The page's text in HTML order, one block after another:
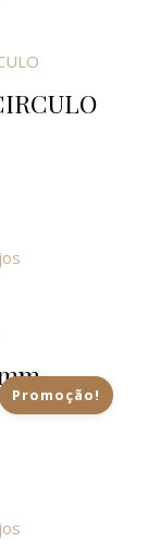
product has
Promoção!
era: €4.85.
é: €4.10.
product has